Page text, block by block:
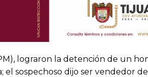
lograron la detención de un
sospechoso dijo ser vendedor